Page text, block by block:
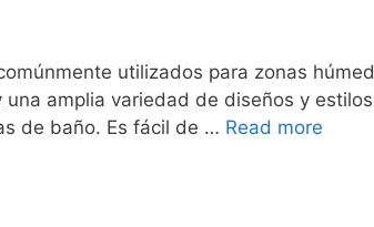
utilizados para zonas
una amplia variedad de diseños y
de baño. Es fácil de … Read more